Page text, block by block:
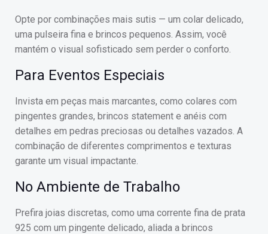
Opte por combinações mais sutis — um colar delicado,
uma pulseira fina e brincos pequenos. Assim, você
mantém o visual sofisticado sem perder o conforto.
Para Eventos Especiais
Invista em peças mais marcantes, como colares com
pingentes grandes, brincos statement e anéis com
detalhes em pedras preciosas ou detalhes vazados. A
combinação de diferentes comprimentos e texturas
garante um visual impactante.
No Ambiente de Trabalho
Prefira joias discretas, como uma corrente fina de prata
925 com um pingente delicado, aliada a brincos